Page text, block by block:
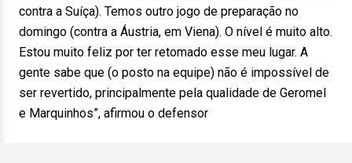
contra a Suíça). Temos outro jogo de preparação no
domingo (contra a Áustria, em Viena). O nível é muito alto.
Estou muito feliz por ter retomado esse meu lugar. A
gente sabe que (o posto na equipe) não é impossível de
ser revertido, principalmente pela qualidade de Geromel
e Marquinhos”, afirmou o defensor